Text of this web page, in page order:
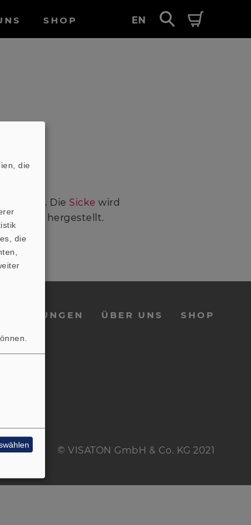
SHOP EN
Hub. Die Sicke wird
hergestellt.
LEISTUNGEN ÜBER UNS SHOP
© VISATON GmbH & Co. KG 2021
die
die